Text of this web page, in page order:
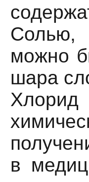
Солью,
можно
шара
в